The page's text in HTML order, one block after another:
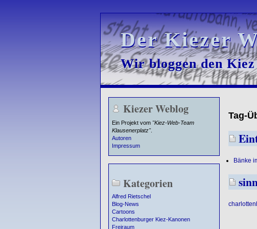
Der Kiezer
Der Kiezer
Wir bloggen den
Wir bloggen den
Kiezer Weblog
Ein Projekt vom "Kiez-Web-Team
Klausenerplatz".
Autoren
Impressum
Kategorien
Alfred Rietschel
Blog-News
Cartoons
Charlottenburger Kiez-Kanonen
Freiraum
Tag-
Bänke